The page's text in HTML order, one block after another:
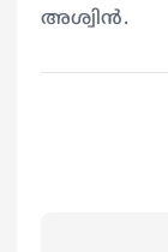
അശ്വിൻ.